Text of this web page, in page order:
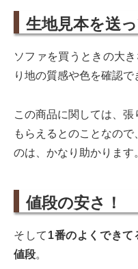
生地見本を送
ソファを買うときの大
り地の質感や色を確認で
この商品に関しては、
もらえるとのことなの
のは、かなり助かります
値段の安さ！
そして 1番のよくできて
値段。